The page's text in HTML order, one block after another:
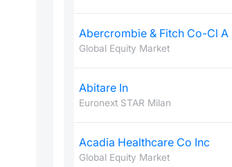
Abercrombie & Fitch Co-Cl A
Global Equity Market
Abitare In
Euronext STAR Milan
Acadia Healthcare Co Inc
Global Equity Market